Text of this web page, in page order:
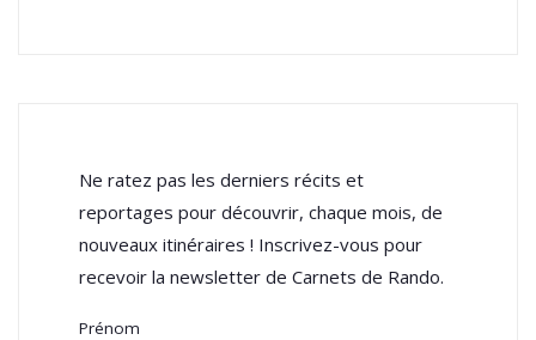
Ne ratez pas les derniers récits et
reportages pour découvrir, chaque mois, de
nouveaux itinéraires ! Inscrivez-vous pour
recevoir la newsletter de Carnets de Rando.
Prénom